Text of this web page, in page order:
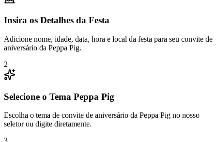
Insira os Detalhes da Festa
Adicione nome, idade, data, hora e local da festa para seu convite de
aniversário da Peppa Pig.
2
Selecione o Tema Peppa Pig
Escolha o tema de convite de aniversário da Peppa Pig no nosso
seletor ou digite diretamente.